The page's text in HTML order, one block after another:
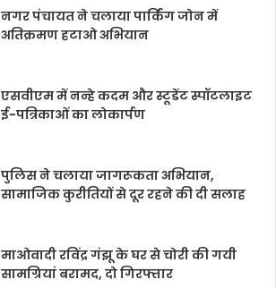
नगर पंचायत ने चलाया पार्किंग जोन में
अतिक्रमण हटाओ अभियान
एसवीएम में नन्हे कदम और स्टूडेंट स्पॉटलाइट
ई-पत्रिकाओं का लोकार्पण
पुलिस ने चलाया जागरूकता अभियान,
सामाजिक कुरीतियों से दूर रहने की दी सलाह
माओवादी रविंद्र गंझू के घर से चोरी की गयी
सामग्रियां बरामद, दो गिरफ्तार